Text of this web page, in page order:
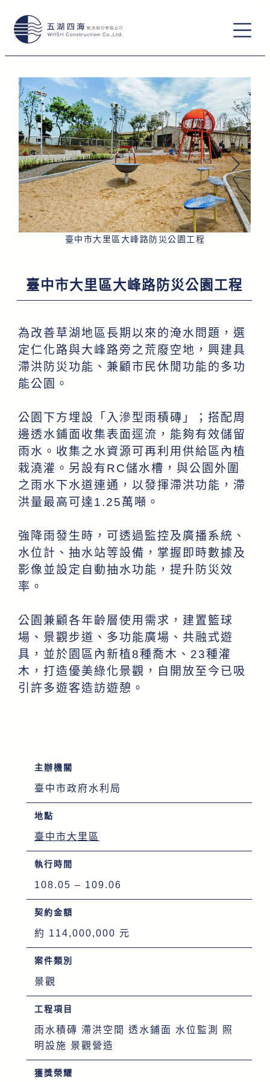
至
主
臺中市大里區大峰路防災公園工程
臺中市大里區大峰路防災公園工程
為改善草湖地區長期以來的淹水問題，選
定仁化路與大峰路旁之荒廢空地，興建具
滯洪防災功能、兼顧市民休閒功能的多功
能公園。
公園下方埋設「入滲型雨積磚」；搭配周
邊透水鋪面收集表面逕流，能夠有效儲留
雨水。收集之水資源可再利用供給區內植
栽澆灌。另設有RC儲水槽，與公園外圍
之雨水下水道連通，以發揮滯洪功能，滯
洪量最高可達1.25萬噸。
強降雨發生時，可透過監控及廣播系統、
水位計、抽水站等設備，掌握即時數據及
影像並設定自動抽水功能，提升防災效
率。
公園兼顧各年齡層使用需求，建置籃球
場、景觀步道、多功能廣場、共融式遊
具，並於園區內新植8種喬木、23種灌
木，打造優美綠化景觀，自開放至今已吸
引許多遊客造訪遊憩。
主辦機關
臺中市政府水利局
地點
臺中市大里區
執行時間
108.05 – 109.06
契約金額
約 114,000,000 元
案件類別
景觀
工程項目
雨水積磚 滯洪空間 透水鋪面 水位監測 照
明設施 景觀營造
獲獎榮耀